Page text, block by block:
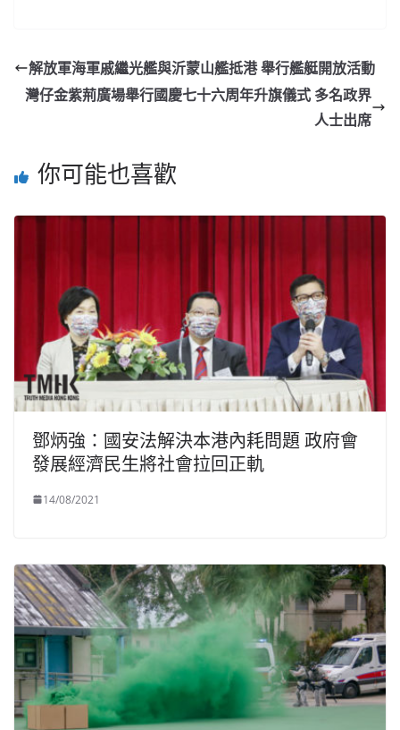
解放軍海軍戚繼光艦與沂蒙山艦抵港 舉行艦艇開放活動
灣仔金紫荊廣場舉行國慶七十六周年升旗儀式 多名政界
人士出席
你可能也喜歡
鄧炳強：國安法解決本港內耗問題 政府會
發展經濟民生將社會拉回正軌
14/08/2021